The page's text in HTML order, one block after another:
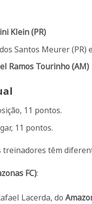
Klein (PR)
Santos Meurer (PR)
Ramos Tourinho (AM)
11 pontos.
11 pontos.
treinadores têm
FC):
Lacerda, do